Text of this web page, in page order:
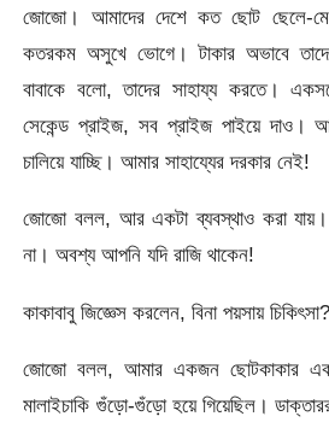
জোজো। আমাদের দেশে কত ছোট ছেলে-
কতরকম অসুখে ভোগে। টাকার অভাবে
বাবাকে বলো, তাদের সাহায্য করতে।
সেকেন্ড প্রাইজ, সব প্রাইজ পাইয়ে দাও।
চালিয়ে যাচ্ছি। আমার সাহায্যের দরকার নেই!
জোজো বলল, আর একটা ব্যবস্থাও করা যায়।
না। অবশ্য আপনি যদি রাজি থাকেন!
কাকাবাবু জিজ্ঞেস করলেন, বিনা পয়সায়
জোজো বলল, আমার একজন ছোটকাকার
মালাইচাকি গুঁড়ো-গুঁড়ো হয়ে গিয়েছিল।